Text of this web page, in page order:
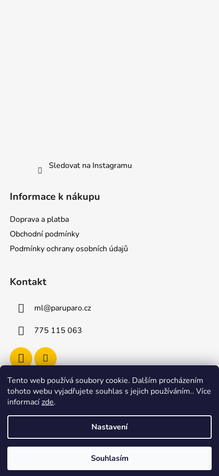
Tento web používá soubory cookie. Dalším procházením
tohoto webu vyjadřujete souhlas s jejich používáním.. Více
informacízde.
Nastavení
Souhlasím
Sledovat na Instagramu
Informace k nákupu
Doprava a platba
Obchodní podmínky
Podmínky ochrany osobních údajů
Kontakt
ml@paruparo.cz
775 115 063
Shoptet.cz
Vytvořil Shoptet
paruparo. Všechna práva vyhrazena.
Upravit nastavení cookies